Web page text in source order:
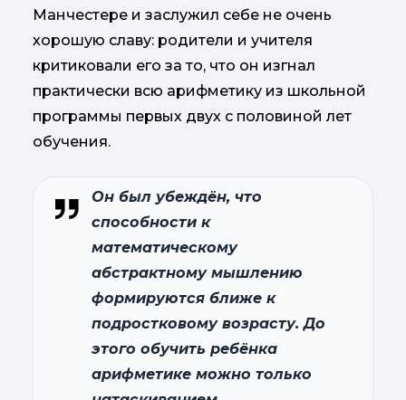
Манчестере и заслужил себе не очень
хорошую славу: родители и учителя
критиковали его за то, что он изгнал
практически всю арифметику из школьной
программы первых двух с половиной лет
обучения.
Он был убеждён, что
способности к
математическому
абстрактному мышлению
формируются ближе к
подростковому возрасту. До
этого обучить ребёнка
арифметике можно только